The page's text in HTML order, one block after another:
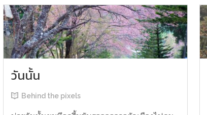
วันนั้น
Behind the pixels